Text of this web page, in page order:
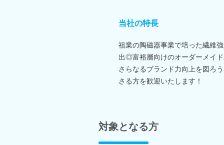
当社の特長
祖業の陶磁器事業で培った繊維
出◎富裕層向けのオーダーメイ
さらなるブランド力向上を図ろ
さる方を歓迎いたします！
対象となる方